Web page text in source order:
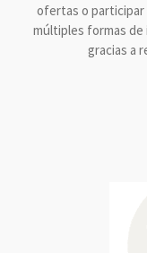
ofertas o participar
múltiples formas de
gracias a